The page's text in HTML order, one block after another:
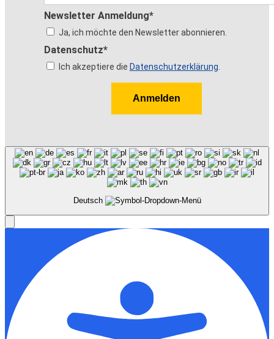
Newsletter Anmeldung*
Ja, ich möchte den Newsletter abonnieren.
Datenschutz*
Ich akzeptiere die Datenschutzerklärung
Anmelden
Deutsch